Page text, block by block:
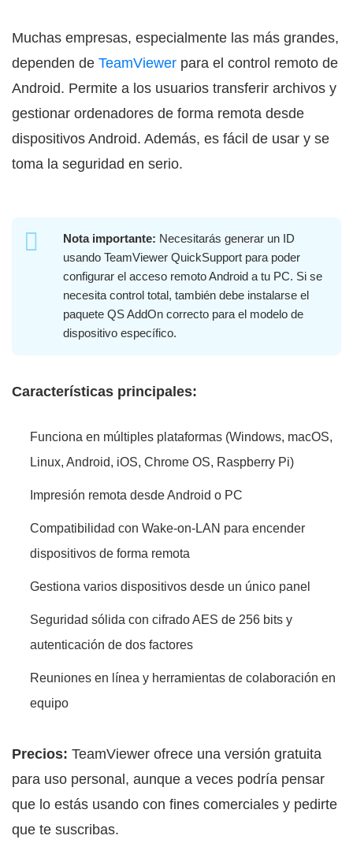
Muchas empresas, especialmente las más grandes,
dependen de TeamViewer para el control remoto de
Android. Permite a los usuarios transferir archivos y
gestionar ordenadores de forma remota desde
dispositivos Android. Además, es fácil de usar y se
toma la seguridad en serio.
Nota importante: Necesitarás generar un ID
usando TeamViewer QuickSupport para poder
configurar el acceso remoto Android a tu PC. Si se
necesita control total, también debe instalarse el
paquete QS AddOn correcto para el modelo de
dispositivo específico.
Características principales:
Funciona en múltiples plataformas (Windows, macOS,
Linux, Android, iOS, Chrome OS, Raspberry Pi)
Impresión remota desde Android o PC
Compatibilidad con Wake-on-LAN para encender
dispositivos de forma remota
Gestiona varios dispositivos desde un único panel
Seguridad sólida con cifrado AES de 256 bits y
autenticación de dos factores
Reuniones en línea y herramientas de colaboración en
equipo
Precios: TeamViewer ofrece una versión gratuita
para uso personal, aunque a veces podría pensar
que lo estás usando con fines comerciales y pedirte
que te suscribas.